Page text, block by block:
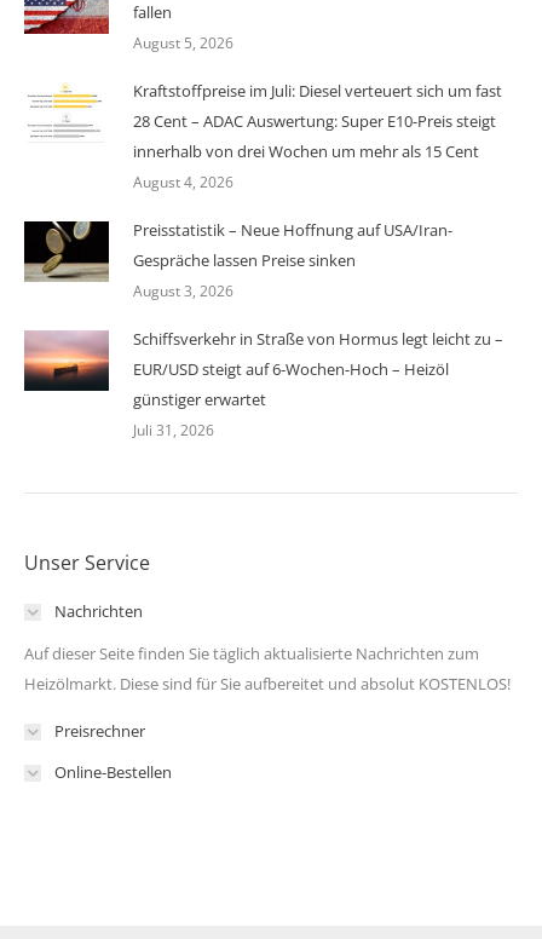
fallen
August 5, 2026
Kraftstoffpreise im Juli: Diesel verteuert sich um fast
28 Cent – ADAC Auswertung: Super E10-Preis steigt
innerhalb von drei Wochen um mehr als 15 Cent
August 4, 2026
Preisstatistik – Neue Hoffnung auf USA/Iran-
Gespräche lassen Preise sinken
August 3, 2026
Schiffsverkehr in Straße von Hormus legt leicht zu –
EUR/USD steigt auf 6-Wochen-Hoch – Heizöl
günstiger erwartet
Juli 31, 2026
Unser Service
Nachrichten
Auf dieser Seite finden Sie täglich aktualisierte Nachrichten zum
Heizölmarkt. Diese sind für Sie aufbereitet und absolut KOSTENLOS!
Preisrechner
Online-Bestellen